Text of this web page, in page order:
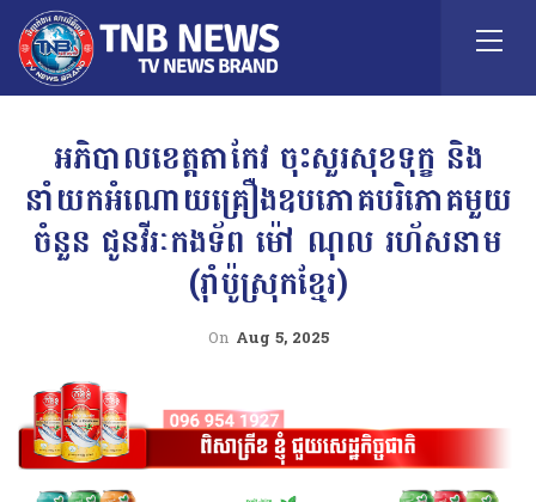
អភិបាលខេត្តតាកែវ ចុះសួរសុខទុក្ខ និង
នាំយកអំណោយគ្រឿងឧបភោគបរិភោគមួយ
ចំនួន ជូនវីរៈកងទ័ព ម៉ៅ ណុល រហ័សនាម
(រ៉ាំប៉ូស្រុកខ្មែរ)
On Aug 5, 2025